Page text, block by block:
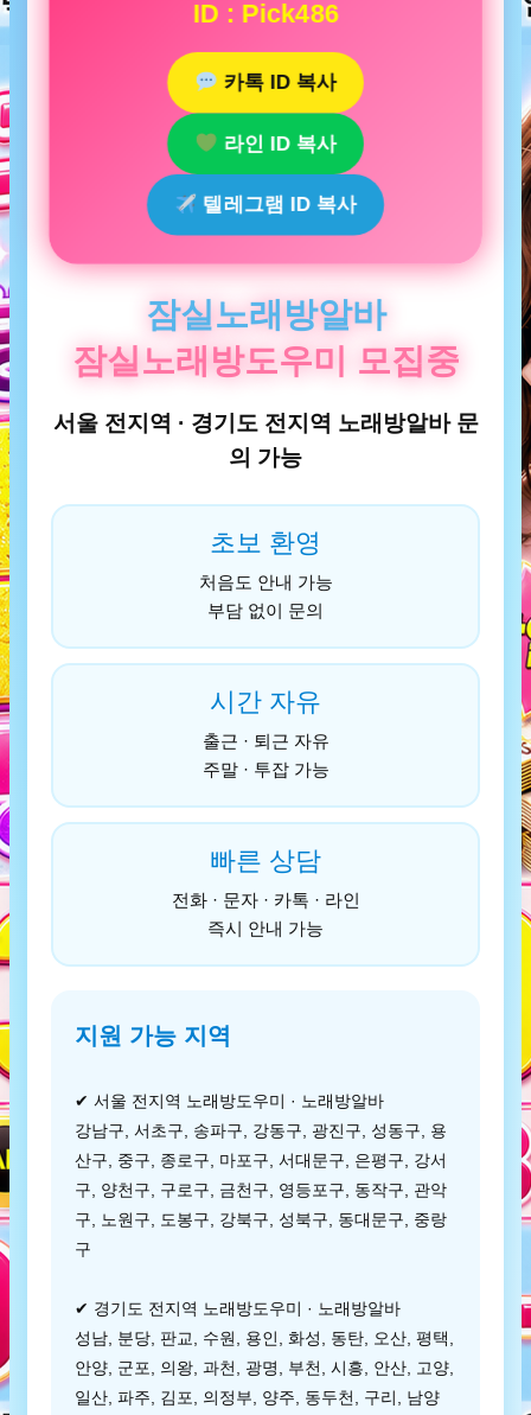
ID : Pick486
카톡 ID 복사
라인 ID 복사
텔레그램 ID 복사
잠실노래방알바
잠실노래방도우미 모집중
서울 전지역 · 경기도 전지역 노래방알바 문
의 가능
초보 환영
처음도 안내 가능
부담 없이 문의
시간 자유
출근 · 퇴근 자유
주말 · 투잡 가능
빠른 상담
전화 · 문자 · 카톡 · 라인
즉시 안내 가능
지원 가능 지역
✔ 서울 전지역 노래방도우미 · 노래방알바
강남구, 서초구, 송파구, 강동구, 광진구, 성동구, 용
산구, 중구, 종로구, 마포구, 서대문구, 은평구, 강서
구, 양천구, 구로구, 금천구, 영등포구, 동작구, 관악
구, 노원구, 도봉구, 강북구, 성북구, 동대문구, 중랑
구
✔ 경기도 전지역 노래방도우미 · 노래방알바
성남, 분당, 판교, 수원, 용인, 화성, 동탄, 오산, 평택,
안양, 군포, 의왕, 과천, 광명, 부천, 시흥, 안산, 고양,
일산, 파주, 김포, 의정부, 양주, 동두천, 구리, 남양